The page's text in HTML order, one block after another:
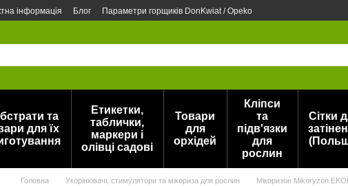
інформація Блог
Параметри горщиків DonKwiat / Opeko
та
для їх
Етикетки,
таблички,
маркери і
олівці садові
Товари
для
орхідей
Кліпси
та
підв'язки
для
рослин
Сітки
Головна Укорінювачі, стимулятори та мікориза для рослин Мікоризон Mikoryzon